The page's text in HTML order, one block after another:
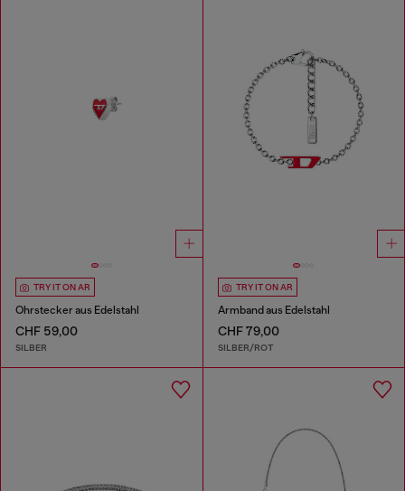
TRY IT ON AR
Ohrstecker aus Edelstahl
CHF 59,00
SILBER
TRY IT ON AR
Armband aus Edelstahl
CHF 79,00
SILBER/ROT